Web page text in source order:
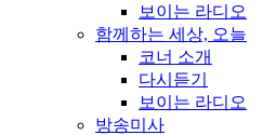
보이는 라디오
함께하는 세상, 오늘
코너 소개
다시듣기
보이는 라디오
방송미사